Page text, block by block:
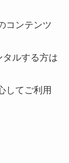
コンテンツ
タルする方は
してご利用